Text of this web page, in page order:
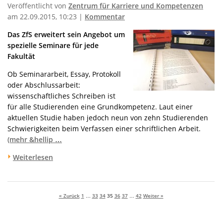
Veröffentlicht von Zentrum für Karriere und Kompetenzen
am 22.09.2015, 10:23 | Kommentar
Das ZfS erweitert sein Angebot um
spezielle Seminare für jede
Fakultät
Ob Seminararbeit, Essay, Protokoll
oder Abschlussarbeit:
wissenschaftliches Schreiben ist
für alle Studierenden eine Grundkompetenz. Laut einer
aktuellen Studie haben jedoch neun von zehn Studierenden
Schwierigkeiten beim Verfassen einer schriftlichen Arbeit.
(mehr &hellip …
Weiterlesen
« Zurück 1 33 34 35 36 37 42 Weiter »